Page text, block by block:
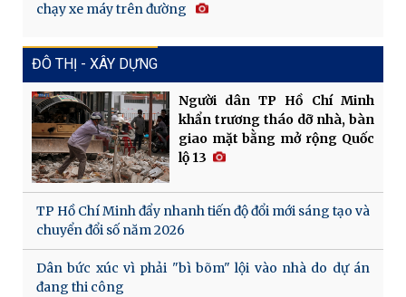
chạy xe máy trên đường
ĐÔ THỊ - XÂY DỰNG
Người dân TP Hồ Chí Minh
khẩn trương tháo dỡ nhà, bàn
giao mặt bằng mở rộng Quốc
lộ 13
TP Hồ Chí Minh đẩy nhanh tiến độ đổi mới sáng tạo và
chuyển đổi số năm 2026
Dân bức xúc vì phải "bì bõm" lội vào nhà do dự án
đang thi công